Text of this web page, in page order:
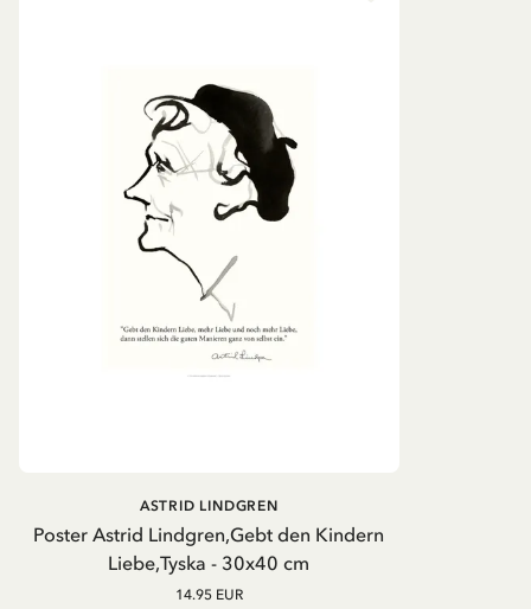
Poster Astrid Lindgren,Gebt den Kindern
Liebe,Tyska - 30x40 cm
ASTRID LINDGREN
14.95 EUR